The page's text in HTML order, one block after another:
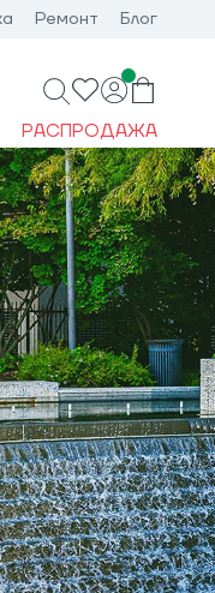
Ремонт Блог
РАСПРОДАЖА